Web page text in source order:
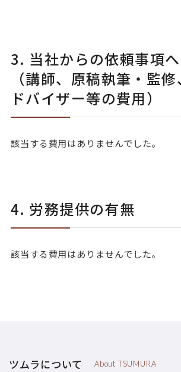
3. 当社からの依頼事項
（講師、原稿執筆・監
ドバイザー等の費用）
該当する費用はありませんでした。
4. 労務提供の有無
該当する費用はありませんでした。
ツムラについて About TSUMURA